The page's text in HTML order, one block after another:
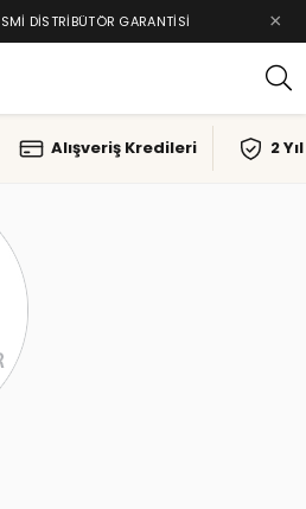
DISTRIBÜTÖR GARANTISI ×
Alışveriş Kredileri 2